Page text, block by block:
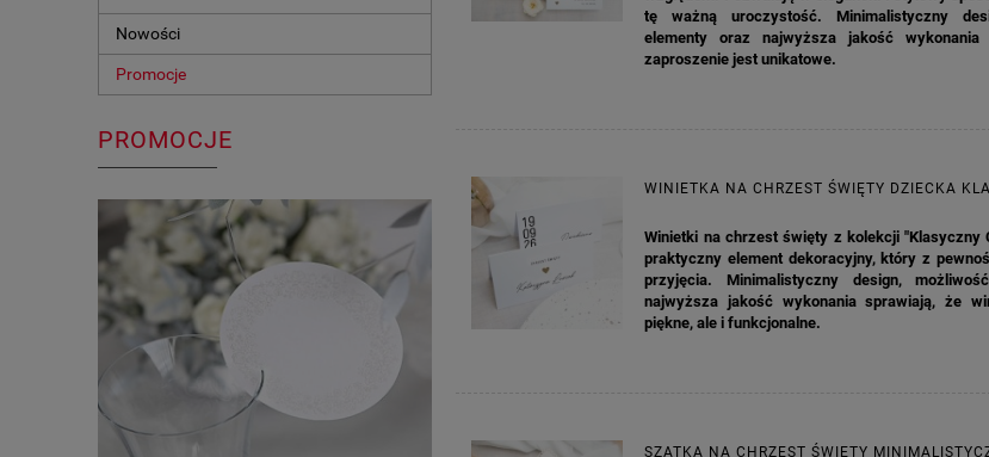
Nowości
Promocje
PROMOCJE
tę ważną uroczystość. Minimalistyczny
elementy oraz najwyższa jakość
zaproszenie jest unikatowe.
WINIETKA NA CHRZEST ŚWIĘTY DZIECKA
Winietki na chrzest święty z kolekcji "Klasyczny
praktyczny element dekoracyjny, który z
przyjęcia. Minimalistyczny design,
najwyższa jakość wykonania sprawiają, że
piękne, ale i funkcjonalne.
SZATKA NA CHRZEST ŚWIĘTY